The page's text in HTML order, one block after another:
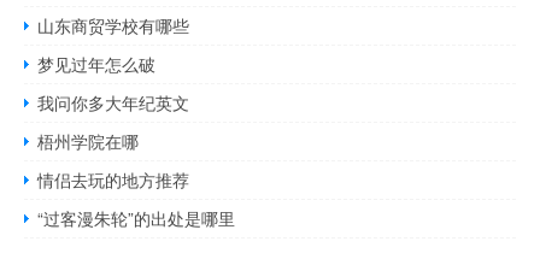
山东商贸学校有哪些
梦见过年怎么破
我问你多大年纪英文
梧州学院在哪
情侣去玩的地方推荐
“过客漫朱轮”的出处是哪里